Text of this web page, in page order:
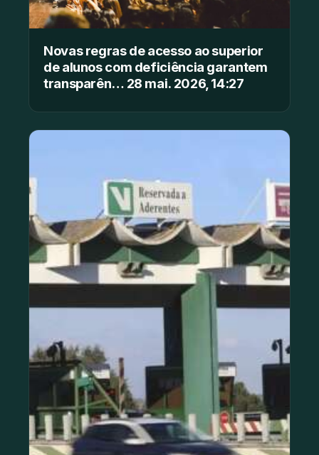
Novas regras de acesso ao superior
de alunos com deficiência garantem
transparên… 28 mai. 2026, 14:27